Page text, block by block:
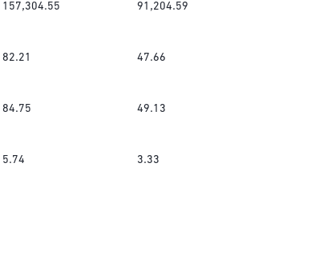
157,304.55 91,204.59
82.21 47.66
84.75 49.13
5.74 3.33